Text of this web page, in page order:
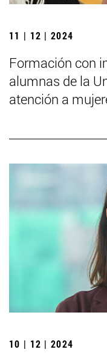
11 | 12 | 2024
Formación con
alumnas de la
atención a
10 | 12 | 2024